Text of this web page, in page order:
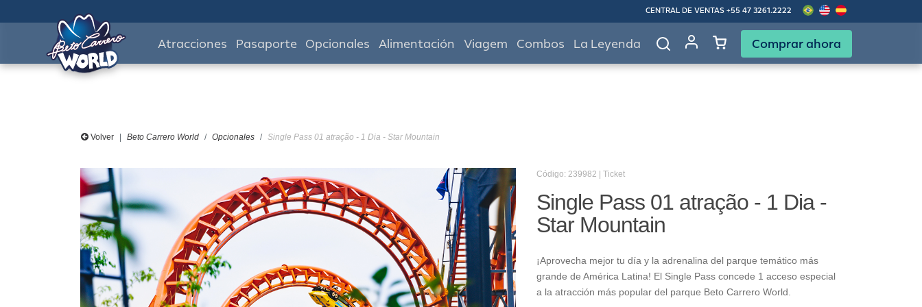
CENTRAL DE VENTAS +55 47 3261.2222
Atracciones Pasaporte Opcionales Alimentación Viagem Combos La Leyenda Comprar ahora
Volver Beto Carrero World Opcionales Single Pass 01 atração - 1 Dia - Star Mountain
Código: 239982 | Ticket
Single Pass 01 atração - 1 Dia -
Star Mountain
¡Aprovecha mejor tu día y la adrenalina del parque temático más
grande de América Latina! El Single Pass concede 1 acceso especial
a la atracción más popular del parque Beto Carrero World.